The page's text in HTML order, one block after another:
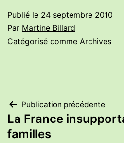
Publié le 24 septembre 2010
Par Martine Billard
Catégorisé comme Archives
Navigation
de
Publication précédente
La France
familles